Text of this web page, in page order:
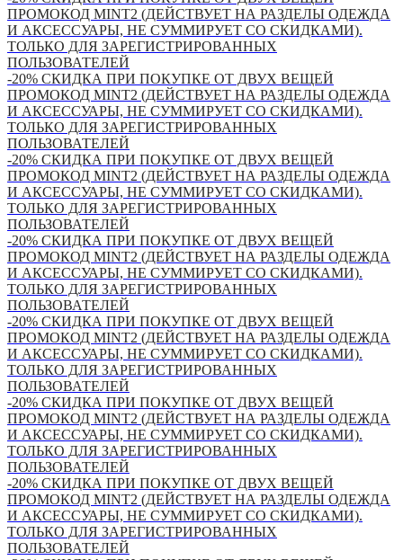
ПРОМОКОД MINT2 (ДЕЙСТВУЕТ НА РАЗДЕЛЫ ОДЕЖДА
И АКСЕССУАРЫ, НЕ СУММИРУЕТ СО СКИДКАМИ).
ТОЛЬКО ДЛЯ ЗАРЕГИСТРИРОВАННЫХ
ПОЛЬЗОВАТЕЛЕЙ
-20% СКИДКА ПРИ ПОКУПКЕ ОТ ДВУХ ВЕЩЕЙ
ПРОМОКОД MINT2 (ДЕЙСТВУЕТ НА РАЗДЕЛЫ ОДЕЖДА
И АКСЕССУАРЫ, НЕ СУММИРУЕТ СО СКИДКАМИ).
ТОЛЬКО ДЛЯ ЗАРЕГИСТРИРОВАННЫХ
ПОЛЬЗОВАТЕЛЕЙ
-20% СКИДКА ПРИ ПОКУПКЕ ОТ ДВУХ ВЕЩЕЙ
ПРОМОКОД MINT2 (ДЕЙСТВУЕТ НА РАЗДЕЛЫ ОДЕЖДА
И АКСЕССУАРЫ, НЕ СУММИРУЕТ СО СКИДКАМИ).
ТОЛЬКО ДЛЯ ЗАРЕГИСТРИРОВАННЫХ
ПОЛЬЗОВАТЕЛЕЙ
-20% СКИДКА ПРИ ПОКУПКЕ ОТ ДВУХ ВЕЩЕЙ
ПРОМОКОД MINT2 (ДЕЙСТВУЕТ НА РАЗДЕЛЫ ОДЕЖДА
И АКСЕССУАРЫ, НЕ СУММИРУЕТ СО СКИДКАМИ).
ТОЛЬКО ДЛЯ ЗАРЕГИСТРИРОВАННЫХ
ПОЛЬЗОВАТЕЛЕЙ
-20% СКИДКА ПРИ ПОКУПКЕ ОТ ДВУХ ВЕЩЕЙ
ПРОМОКОД MINT2 (ДЕЙСТВУЕТ НА РАЗДЕЛЫ ОДЕЖДА
И АКСЕССУАРЫ, НЕ СУММИРУЕТ СО СКИДКАМИ).
ТОЛЬКО ДЛЯ ЗАРЕГИСТРИРОВАННЫХ
ПОЛЬЗОВАТЕЛЕЙ
-20% СКИДКА ПРИ ПОКУПКЕ ОТ ДВУХ ВЕЩЕЙ
ПРОМОКОД MINT2 (ДЕЙСТВУЕТ НА РАЗДЕЛЫ ОДЕЖДА
И АКСЕССУАРЫ, НЕ СУММИРУЕТ СО СКИДКАМИ).
ТОЛЬКО ДЛЯ ЗАРЕГИСТРИРОВАННЫХ
ПОЛЬЗОВАТЕЛЕЙ
-20% СКИДКА ПРИ ПОКУПКЕ ОТ ДВУХ ВЕЩЕЙ
ПРОМОКОД MINT2 (ДЕЙСТВУЕТ НА РАЗДЕЛЫ ОДЕЖДА
И АКСЕССУАРЫ, НЕ СУММИРУЕТ СО СКИДКАМИ).
ТОЛЬКО ДЛЯ ЗАРЕГИСТРИРОВАННЫХ
ПОЛЬЗОВАТЕЛЕЙ